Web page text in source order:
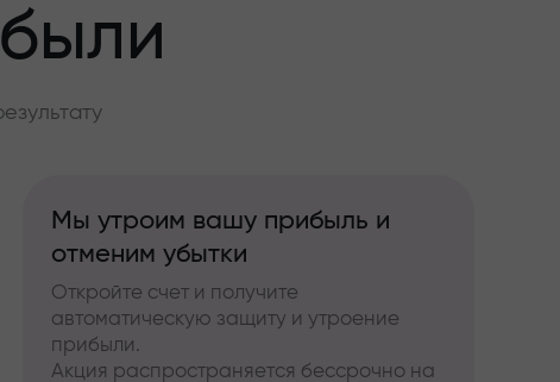
Мы утроим вашу прибыль и
отменим убытки
Откройте счет и получите
автоматическую защиту и утроение
прибыли.
Акция распространяется бессрочно на